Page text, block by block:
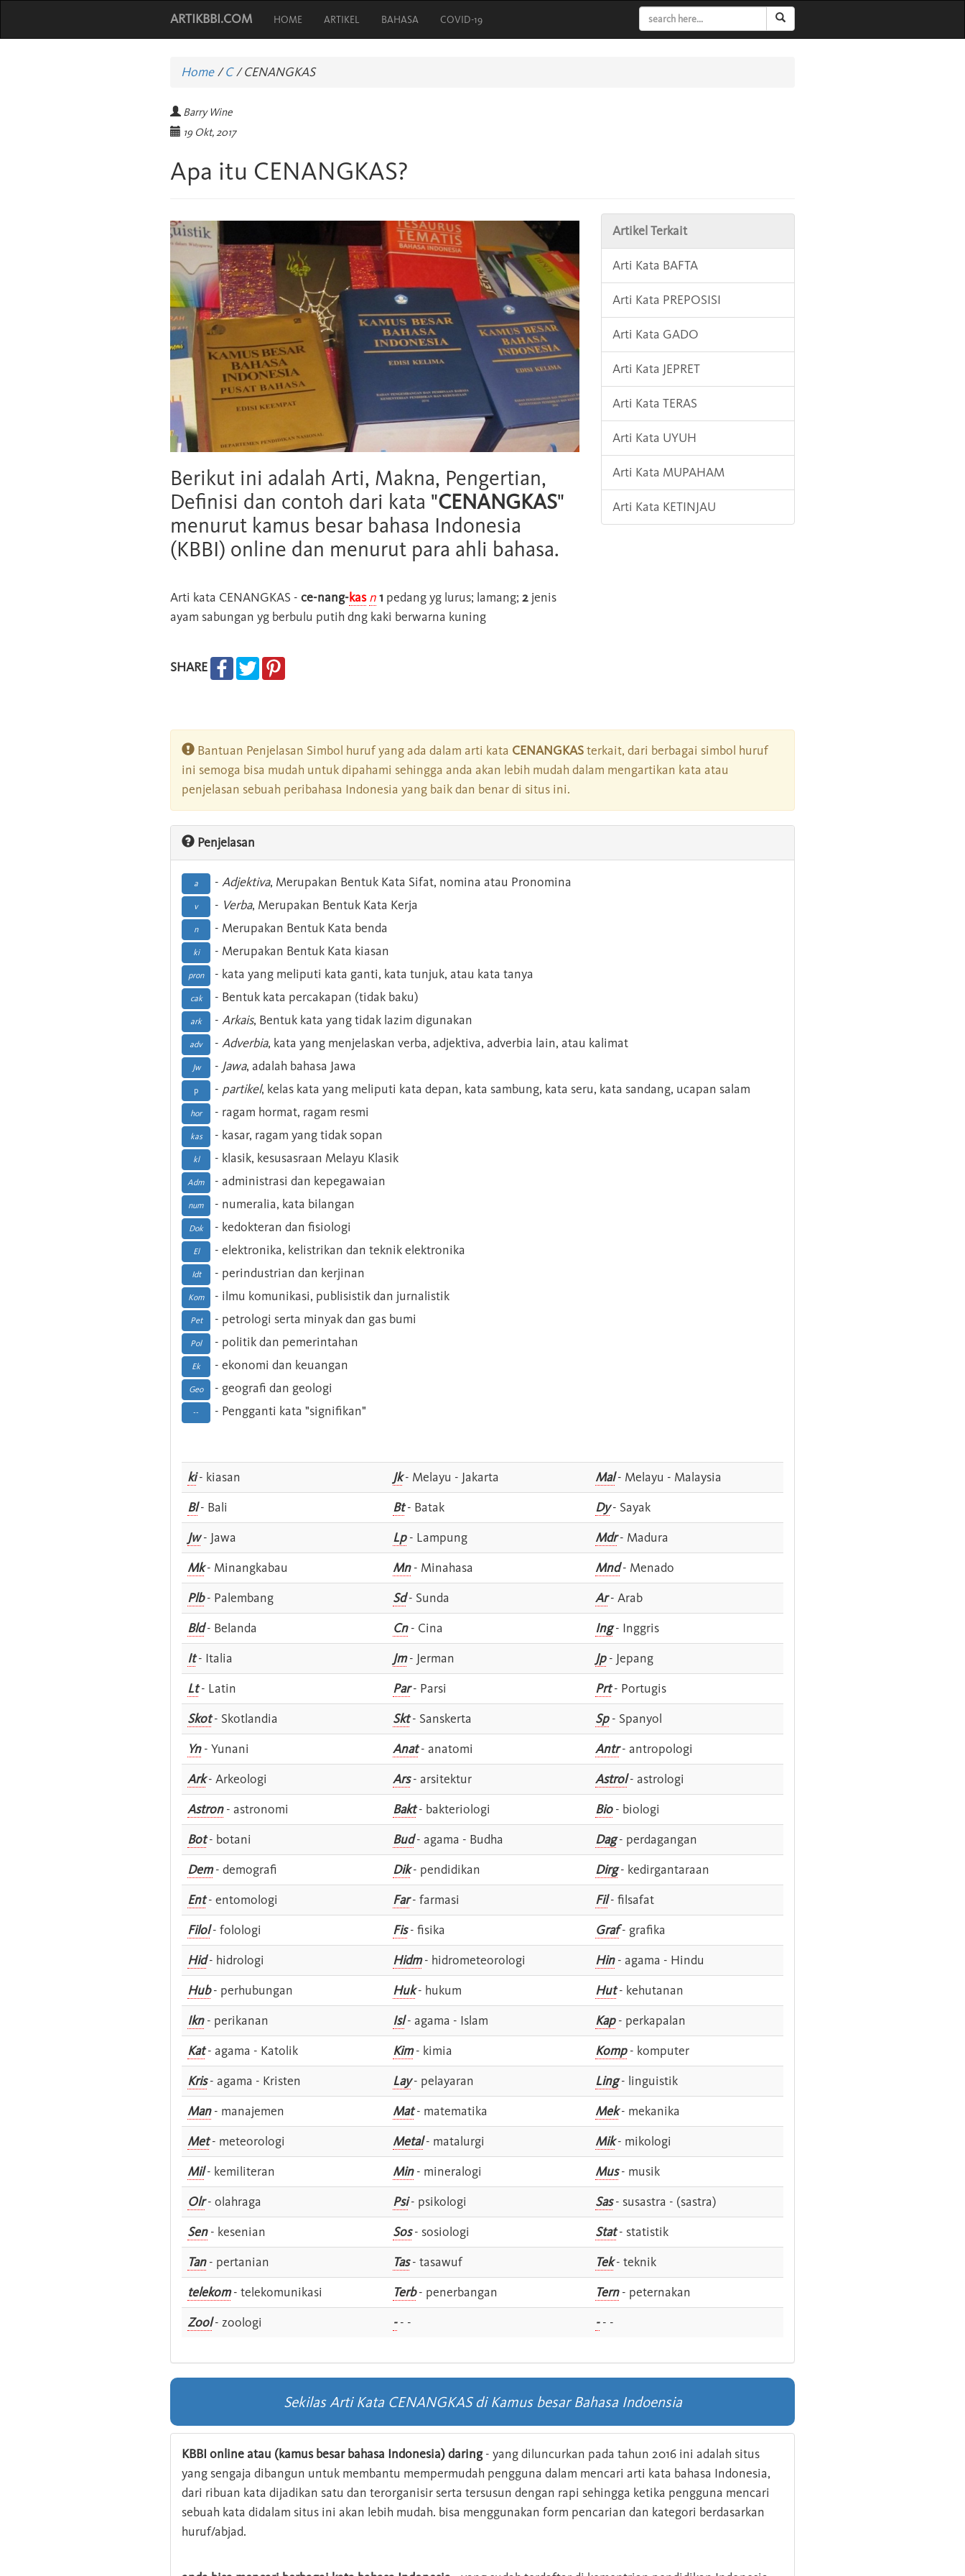
ARTIKBBI.COM HOME ARTIKEL BAHASA COVID-19
Home/C /CENANGKAS
Barry Wine
19 Okt, 2017
Apa itu CENANGKAS?
Berikut ini adalah Arti, Makna, Pengertian,
Definisi dan contoh dari kata "CENANGKAS"
menurut kamus besar bahasa Indonesia
(KBBI) online dan menurut para ahli bahasa.
Arti kata CENANGKAS - ce-nang-kas n1 pedang yg lurus; lamang; 2 jenis
ayam sabungan yg berbulu putih dng kaki berwarna kuning
SHARE
Artikel Terkait
Arti Kata BAFTA
Arti Kata PREPOSISI
Arti Kata GADO
Arti Kata JEPRET
Arti Kata TERAS
Arti Kata UYUH
Arti Kata MUPAHAM
Arti Kata KETINJAU
Bantuan Penjelasan Simbol huruf yang ada dalam arti kata CENANGKASterkait, dari berbagai simbol huruf
ini semoga bisa mudah untuk dipahami sehingga anda akan lebih mudah dalam mengartikan kata atau
penjelasan sebuah peribahasa Indonesia yang baik dan benar di situs ini.
Penjelasan
a - Adjektiva, Merupakan Bentuk Kata Sifat, nomina atau Pronomina
v - Verba, Merupakan Bentuk Kata Kerja
n - Merupakan Bentuk Kata benda
ki - Merupakan Bentuk Kata kiasan
pron - kata yang meliputi kata ganti, kata tunjuk, atau kata tanya
cak - Bentuk kata percakapan (tidak baku)
ark - Arkais, Bentuk kata yang tidak lazim digunakan
adv - Adverbia, kata yang menjelaskan verba, adjektiva, adverbia lain, atau kalimat
Jw - Jawa, adalah bahasa Jawa
p - partikel, kelas kata yang meliputi kata depan, kata sambung, kata seru, kata sandang, ucapan salam
hor - ragam hormat, ragam resmi
kas - kasar, ragam yang tidak sopan
kl - klasik, kesusasraan Melayu Klasik
Adm - administrasi dan kepegawaian
num - numeralia, kata bilangan
Dok - kedokteran dan fisiologi
El - elektronika, kelistrikan dan teknik elektronika
Idt - perindustrian dan kerjinan
Kom - ilmu komunikasi, publisistik dan jurnalistik
Pet - petrologi serta minyak dan gas bumi
Pol - politik dan pemerintahan
Ek - ekonomi dan keuangan
Geo - geografi dan geologi
-- - Pengganti kata "signifikan"
ki- kiasan Jk- Melayu - Jakarta Mal- Melayu - Malaysia
Bl- Bali Bt- Batak Dy- Sayak
Jw- Jawa Lp- Lampung Mdr- Madura
Mk- Minangkabau Mn- Minahasa Mnd- Menado
Plb- Palembang Sd- Sunda Ar- Arab
Bld- Belanda Cn- Cina Ing- Inggris
It- Italia Jm- Jerman Jp- Jepang
Lt- Latin Par- Parsi Prt- Portugis
Skot- Skotlandia Skt- Sanskerta Sp- Spanyol
Yn- Yunani Anat- anatomi Antr- antropologi
Ark- Arkeologi Ars- arsitektur Astrol- astrologi
Astron- astronomi Bakt- bakteriologi Bio- biologi
Bot- botani Bud- agama - Budha Dag- perdagangan
Dem- demografi Dik- pendidikan Dirg- kedirgantaraan
Ent- entomologi Far- farmasi Fil- filsafat
Filol- folologi Fis- fisika Graf- grafika
Hid- hidrologi Hidm- hidrometeorologi Hin- agama - Hindu
Hub- perhubungan Huk- hukum Hut- kehutanan
Ikn- perikanan Isl- agama - Islam Kap- perkapalan
Kat- agama - Katolik Kim- kimia Komp- komputer
Kris- agama - Kristen Lay- pelayaran Ling- linguistik
Man- manajemen Mat- matematika Mek- mekanika
Met- meteorologi Metal- matalurgi Mik- mikologi
Mil- kemiliteran Min- mineralogi Mus- musik
Olr- olahraga Psi- psikologi Sas- susastra - (sastra)
Sen- kesenian Sos- sosiologi Stat- statistik
Tan- pertanian Tas- tasawuf Tek- teknik
telekom- telekomunikasi Terb- penerbangan Tern- peternakan
Zool- zoologi -- - -- -
Sekilas Arti Kata CENANGKAS di Kamus besar Bahasa Indoensia
KBBI online atau (kamus besar bahasa Indonesia) daring- yang diluncurkan pada tahun 2016 ini adalah situs
yang sengaja dibangun untuk membantu mempermudah pengguna dalam mencari arti kata bahasa Indonesia,
dari ribuan kata dijadikan satu dan terorganisir serta tersusun dengan rapi sehingga ketika pengguna mencari
sebuah kata didalam situs ini akan lebih mudah. bisa menggunakan form pencarian dan kategori berdasarkan
huruf/abjad.